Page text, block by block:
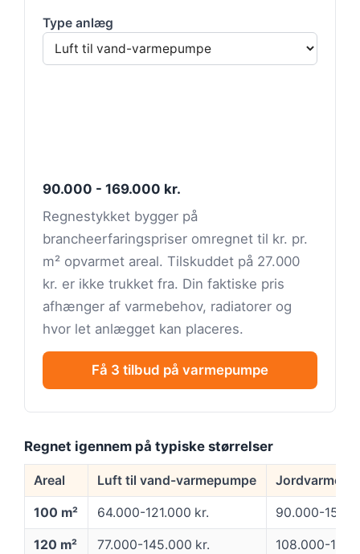
Type anlæg
90.000 - 169.000 kr.
Regnestykket bygger på
brancheerfaringspriser omregnet til kr. pr.
m² opvarmet areal. Tilskuddet på 27.000
kr. er ikke trukket fra. Din faktiske pris
afhænger af varmebehov, radiatorer og
hvor let anlægget kan placeres.
Få 3 tilbud på varmepumpe
Regnet igennem på typiske størrelser
Areal Luft til vand-varmepumpe Jordvarme
100 m² 64.000-121.000 kr. 90.000-
120 m² 77.000-145.000 kr. 108.000-